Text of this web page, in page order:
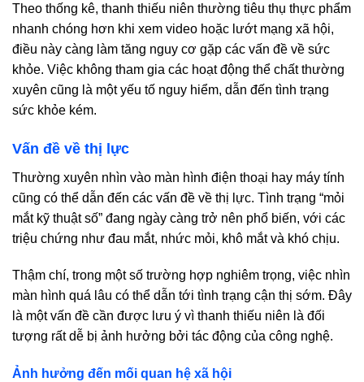
Theo thống kê, thanh thiếu niên thường tiêu thụ thực phẩm
nhanh chóng hơn khi xem video hoặc lướt mạng xã hội,
điều này càng làm tăng nguy cơ gặp các vấn đề về sức
khỏe. Việc không tham gia các hoạt động thể chất thường
xuyên cũng là một yếu tố nguy hiểm, dẫn đến tình trạng
sức khỏe kém.
Vấn đề về thị lực
Thường xuyên nhìn vào màn hình điện thoại hay máy tính
cũng có thể dẫn đến các vấn đề về thị lực. Tình trạng “mỏi
mắt kỹ thuật số” đang ngày càng trở nên phổ biến, với các
triệu chứng như đau mắt, nhức mỏi, khô mắt và khó chịu.
Thậm chí, trong một số trường hợp nghiêm trọng, việc nhìn
màn hình quá lâu có thể dẫn tới tình trạng cận thị sớm. Đây
là một vấn đề cần được lưu ý vì thanh thiếu niên là đối
tượng rất dễ bị ảnh hưởng bởi tác động của công nghệ.
Ảnh hưởng đến mối quan hệ xã hội